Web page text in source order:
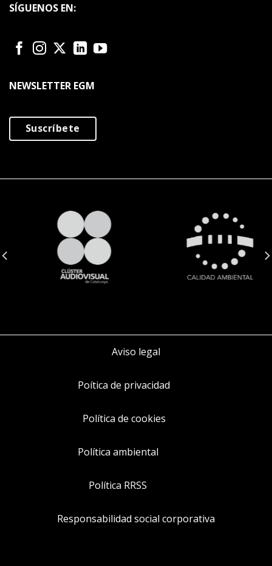
SÍGUENOS EN:
NEWSLETTER EGM
Suscríbete
Aviso legal
Poítica de privacidad
Política de cookies
Política ambiental
Política RRSS
Responsabilidad social corporativa